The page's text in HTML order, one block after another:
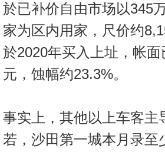
於已补价自由市场以345
家为区内用家，尺价约
於2020年买入上址，帐面
元，蚀幅约23.3%。
事实上，其他以上车客主
若，沙田第一城本月录至